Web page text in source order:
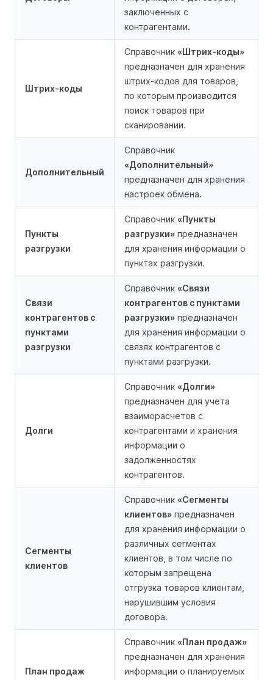
заключенных с
контрагентами.
Штрих-коды
Справочник «Штрих-коды»
предназначен для хранения
штрих-кодов для товаров,
по которым производится
поиск товаров при
сканировании.
Дополнительный
Справочник
«Дополнительный»
предназначен для хранения
настроек обмена.
Пункты
разгрузки
Справочник «Пункты
разгрузки» предназначен
для хранения информации о
пунктах разгрузки.
Связи
контрагентов с
пунктами
разгрузки
Справочник «Связи
контрагентов с пунктами
разгрузки» предназначен
для хранения информации о
связях контрагентов с
пунктами разгрузки.
Долги
Справочник «Долги»
предназначен для учета
взаиморасчетов с
контрагентами и хранения
информации о
задолженностях
контрагентов.
Сегменты
клиентов
Справочник «Сегменты
клиентов» предназначен
для хранения информации о
различных сегментах
клиентов, в том числе по
которым запрещена
отгрузка товаров клиентам,
нарушившим условия
договора.
План продаж
Справочник «План продаж»
предназначен для хранения
информации о планируемых